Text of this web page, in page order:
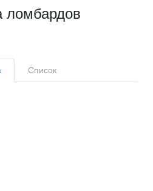
ломбардов
Список